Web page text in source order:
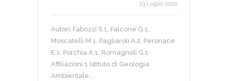
23 Luglio 2020
Autori: Fabozzi S.1, Falcone G.1,
Moscatelli M.1, Pagliaroli A.2, Peronace
E.1, Porchia A.1, Romagnoli G.1
Affiliazioni:1 Istituto di Geologia
Ambientale…